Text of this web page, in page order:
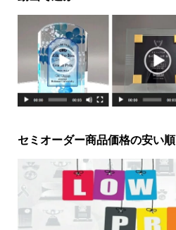
セミオーダー商品価格の安い順